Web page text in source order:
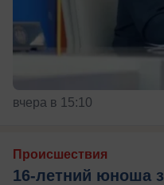
вчера в 15:10
Происшествия
16-летний юноша